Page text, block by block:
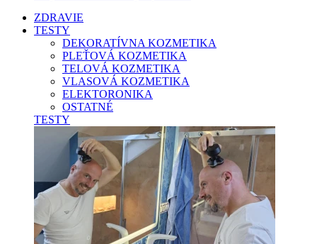
ZDRAVIE
TESTY
DEKORATÍVNA KOZMETIKA
PLEŤOVÁ KOZMETIKA
TELOVÁ KOZMETIKA
VLASOVÁ KOZMETIKA
ELEKTORONIKA
OSTATNÉ
TESTY